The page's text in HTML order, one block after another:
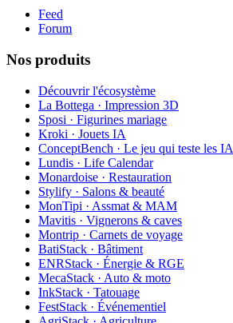
Feed
Forum
Nos produits
Découvrir l'écosystème
La Bottega · Impression 3D
Sposi · Figurines mariage
Kroki · Jouets IA
ConceptBench · Le jeu qui teste les IA
Lundis · Life Calendar
Monardoise · Restauration
Stylify · Salons & beauté
MonTipi · Assmat & MAM
Mavitis · Vignerons & caves
Montrip · Carnets de voyage
BatiStack · Bâtiment
ENRStack · Énergie & RGE
MecaStack · Auto & moto
InkStack · Tatouage
FestStack · Événementiel